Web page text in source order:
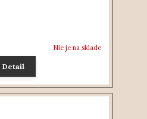
Nie je na sklade
Detail